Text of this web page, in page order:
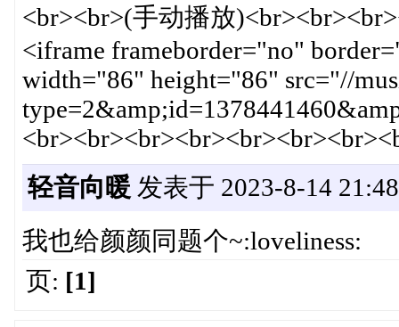
<br><br>(手动播放
<iframe frameborder="no"
width="86" height="86" src="//
轻音向暖 发表于 2023-8-14
我也给颜颜同题个~:loveliness:
页: [1]